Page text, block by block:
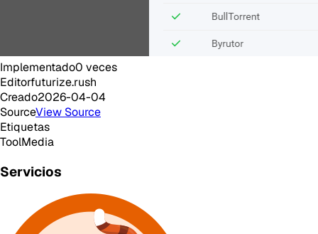
Implementado0 veces
Editorfuturize.rush
Creado2026-04-04
SourceView Source
Etiquetas
ToolMedia
Servicios